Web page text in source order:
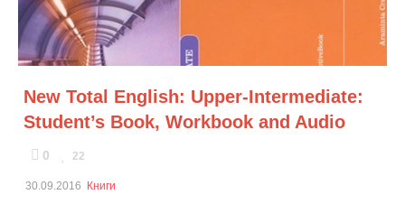
New Total English: Upper-Intermediate:
Student’s Book, Workbook and Audio
0 22
30.09.2016 Книги